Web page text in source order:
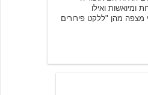
ומיואשות ואילו
מהן "ללקט פירורים